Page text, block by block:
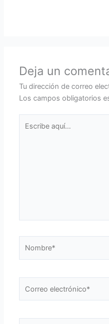
Deja un
Tu dirección de correo
Los campos obligatorios
electrónico*